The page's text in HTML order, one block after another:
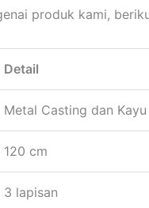
produk kami,
Detail
Metal Casting dan
120 cm
3 lapisan